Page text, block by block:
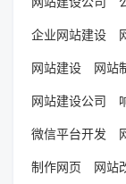
企业网站建设
网站建设 网站
网站建设公司
微信平台开发
制作网页 网站